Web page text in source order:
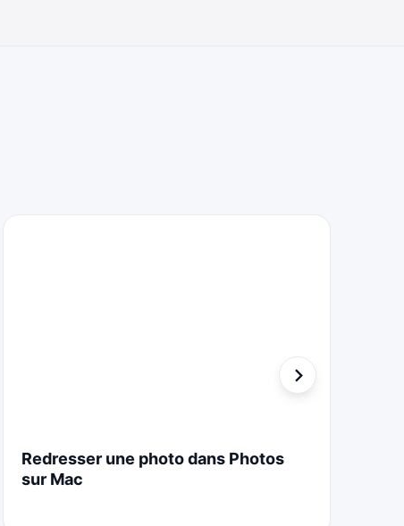
Redresser une photo dans Photos
sur Mac